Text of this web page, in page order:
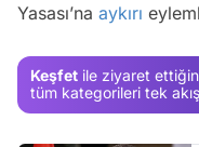
Yasası’na aykırı
Keşfet ile ziyaret ettiğin
tüm kategorileri tek